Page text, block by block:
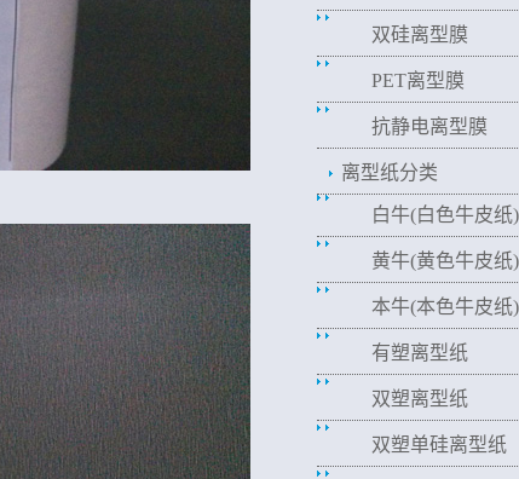
双硅离型膜
PET离型膜
抗静电离型膜
离型纸分类
白牛(白色牛皮纸)
黄牛(黄色牛皮纸)
本牛(本色牛皮纸)
有塑离型纸
双塑离型纸
双塑单硅离型纸